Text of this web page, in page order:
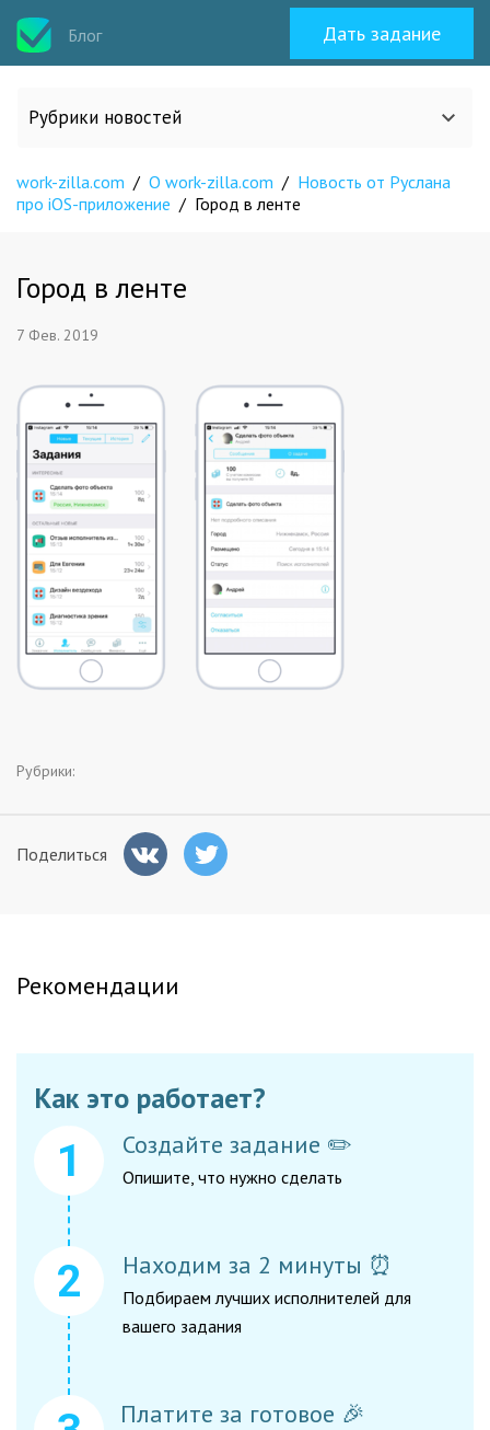
Блог Дать задание
Рубрики новостей
Все статьи
Новости сервиса
Исполнителям
Полезное
Гости
work-zilla.com / О work-zilla.com / Новость от Руслана
про iOS-приложение / Город в ленте
Город в ленте
7 Фев. 2019
Рубрики:
Поделиться
Рекомендации
Как это работает?
Создайте задание ✏️
Опишите, что нужно сделать
Находим за 2 минуты ⏰
Подбираем лучших исполнителей для
вашего задания
Платите за готовое 🎉